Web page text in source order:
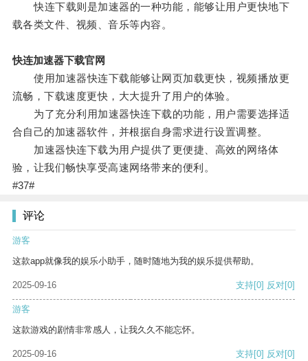
快连下载则是加速器的一种功能，能够让用户更快地下
载各类文件、视频、音乐等内容。
快连加速器下载官网
使用加速器快连下载能够让网页加载更快，视频播放更
流畅，下载速度更快，大大提升了用户的体验。
为了充分利用加速器快连下载的功能，用户需要选择适
合自己的加速器软件，并根据自身需求进行设置调整。
加速器快连下载为用户提供了更便捷、高效的网络体
验，让我们畅快享受高速网络带来的便利。
#37#
评论
游客
这款app就像我的娱乐小助手，随时随地为我的娱乐提供帮助。
2025-09-16 支持[0] 反对[0]
游客
这款游戏的剧情非常感人，让我久久不能忘怀。
2025-09-16 支持[0] 反对[0]